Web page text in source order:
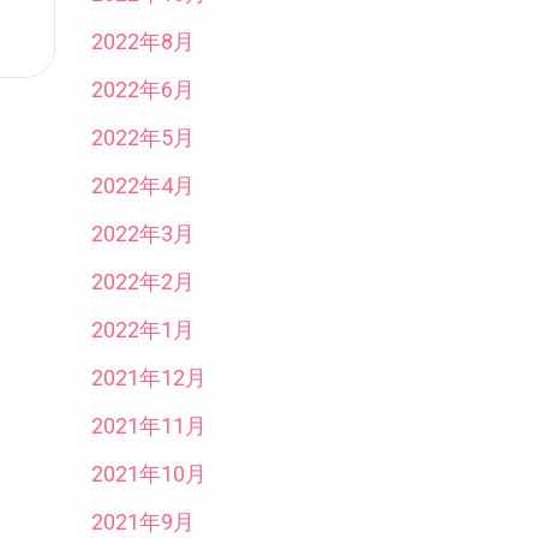
2022年8月
2022年6月
2022年5月
2022年4月
2022年3月
2022年2月
2022年1月
2021年12月
2021年11月
2021年10月
2021年9月